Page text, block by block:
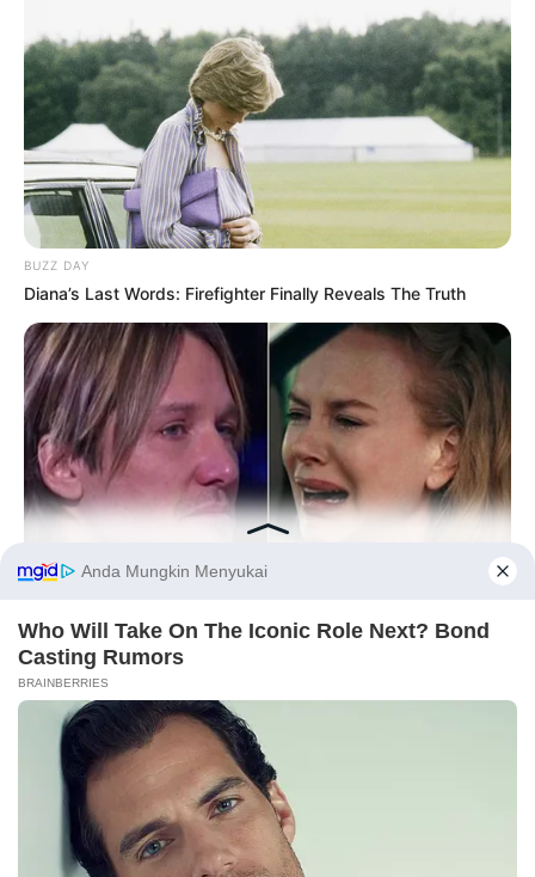
instagram.com/_irishbella_
6. Makeup soft tetap mampu memancarkan kecantikannya
BUZZ DAY
Diana’s Last Words: Firefighter Finally Reveals The Truth
Nicole Kidman Finally Admits What We All Suspected
Before You Go